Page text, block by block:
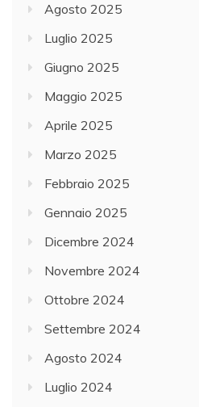
Agosto 2025
Luglio 2025
Giugno 2025
Maggio 2025
Aprile 2025
Marzo 2025
Febbraio 2025
Gennaio 2025
Dicembre 2024
Novembre 2024
Ottobre 2024
Settembre 2024
Agosto 2024
Luglio 2024